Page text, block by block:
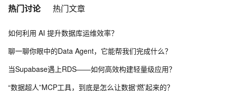
热门讨论 热门文章
如何利用 AI 提升数据库运维效率？
聊一聊你眼中的Data Agent，它能帮我们完成什么？
当Supabase遇上RDS——如何高效构建轻量级应用？
“数据超人”MCP工具，到底是怎么让数据‘燃’起来的？